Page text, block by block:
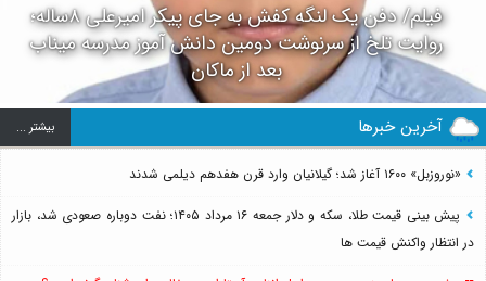
فیلم/ دفن یک لنگه کفش به جای پیکر امیرعلی ۸ساله؛
روایت تلخ از سرنوشت دومین دانش آموز مدرسه میناب
بعد از ماکان
آخرین خبرها بيشتر ...
«نوروزبل» ۱۶۰۰ آغاز شد؛ گیلانیان وارد قرن هفدهم دیلمی شدند
پیش بینی قیمت طلا، سکه و دلار جمعه ۱۶ مرداد ۱۴۰۵؛ نفت دوباره صعودی شد، بازار
در انتظار واکنش قیمت ها